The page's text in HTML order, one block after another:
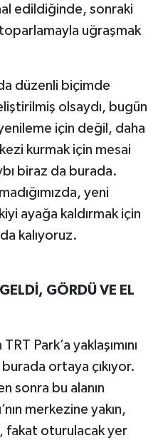
edildiğinde, sonraki
uğraşmak
düzenli biçimde
olsaydı, bugün
için değil, daha
kurmak için mesai
biraz da burada.
yeni
ayağa kaldırmak için
kalıyoruz.
GÖRDÜ VE EL
Park’a yaklaşımını
ortaya çıkıyor.
sonra bu alanın
merkezine yakın,
fakat oturulacak yer